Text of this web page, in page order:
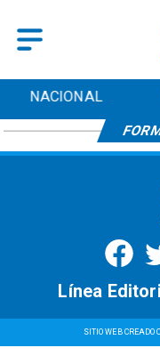
NACIONAL
SITIO WEB
Línea